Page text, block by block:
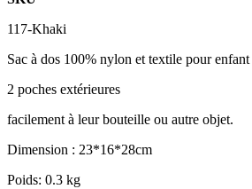
117-Khaki
Sac à dos 100% nylon et textile pour enfant
2 poches extérieures
facilement à leur bouteille ou autre objet.
Dimension : 23*16*28cm
Poids: 0.3 kg